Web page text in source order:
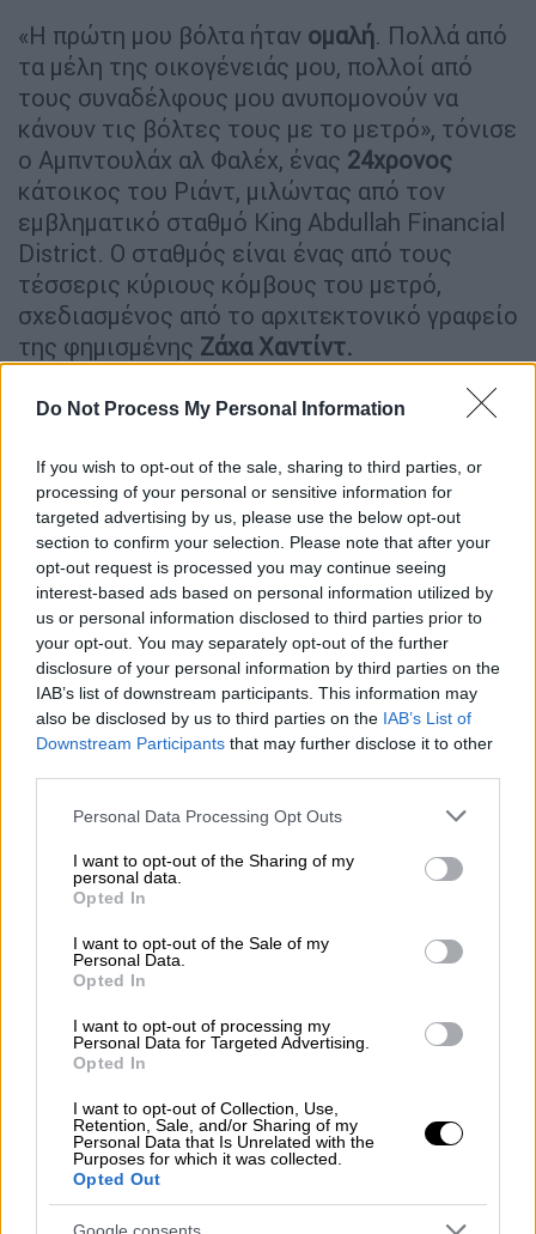
Do Not Process My Personal Information
If you wish to opt-out of the sale, sharing to third parties, or
processing of your personal or sensitive information for
targeted advertising by us, please use the below opt-out
section to confirm your selection. Please note that after your
opt-out request is processed you may continue seeing
interest-based ads based on personal information utilized by
us or personal information disclosed to third parties prior to
your opt-out. You may separately opt-out of the further
disclosure of your personal information by third parties on the
IAB’s list of downstream participants. This information may
also be disclosed by us to third parties on the IAB’s List of
Downstream Participants that may further disclose it to other
Please note that this website/app uses one or more Google
not limited to your visit or usage behaviour. You may click to
grant or deny consent to Google and its third-party tags to
use your data for below specified purposes in below Google
consent section.
Personal Data Processing Opt Outs
I want to opt-out of the Sharing of my
personal data.
Opted In
I want to opt-out of the Sale of my
Personal Data.
Opted In
I want to opt-out of processing my
Personal Data for Targeted Advertising.
Opted In
I want to opt-out of Collection, Use,
Retention, Sale, and/or Sharing of my
Personal Data that Is Unrelated with the
Purposes for which it was collected.
Opted Out
Google consents
«Η πρώτη μου βόλτα ήταν ομαλή. Πολλά από
τα μέλη της οικογένειάς μου, πολλοί από
τους συναδέλφους μου ανυπομονούν να
κάνουν τις βόλτες τους με το μετρό», τόνισε
o Αμπντουλάχ αλ Φαλέχ, ένας 24χρονος
κάτοικος του Ριάντ, μιλώντας από τον
εμβληματικό σταθμό King Abdullah Financial
District. Ο σταθμός είναι ένας από τους
τέσσερις κύριους κόμβους του μετρό,
σχεδιασμένος από το αρχιτεκτονικό γραφείο
της φημισμένης Ζάχα Χαντίντ.
«Αυτό θα διευκολύνει την περιβόητη
κυκλοφορία τουΡιάντ
πραγματικά μια καταπληκτική μέρα», είπε ο
αλ Φάλεχ στο AlArabiya English.
Ten years after construction began,
Riyadh Metro officially opens to the
public today 🚇 Big moment for the
Saudi capital
pic.twitter.com/OsvFVxlojb
— Ahmed Al Omran (@ahmed)
December 1, 2024
Σταδιακό άνοιγμα
Το μετρό του Ριάντ θα ανοίξει σε τρεις
φάσεις, ηΜπλε Γραμμή,
η οποία έχει μήκος
γραμμές που ανοίγουν μερικώς, παράλληλα
με τις Κίτρινες και
εκτείνεται από βορρά προς νότο μέσω του
κέντρου του Ριάντ.
Παράλληλα, οι
Κόκκινες και
Γραμμέςπρόκειται να ξεκινήσουν μέχρι τις
15 Δεκεμβρίου, ενώ η Πορτοκαλί Γραμμή έχει
προγραμματιστεί να ανοίξει έως τις
Ιανουαρίου.